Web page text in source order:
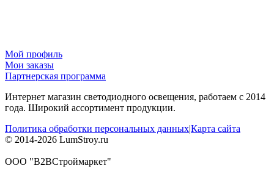
Мой профиль
Мои заказы
Партнерская программа
Интернет магазин светодиодного освещения, работаем с 2014
года. Широкий ассортимент продукции.
Политика обработки персональных данных|Карта сайта
© 2014-2026 LumStroy.ru
ООО "В2ВСтроймаркет"